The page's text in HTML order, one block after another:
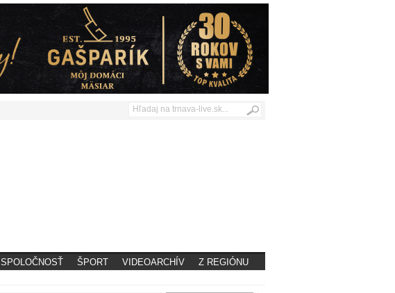
SPOLOČNOSŤ ŠPORT VIDEOARCHÍV Z REGIÓNU